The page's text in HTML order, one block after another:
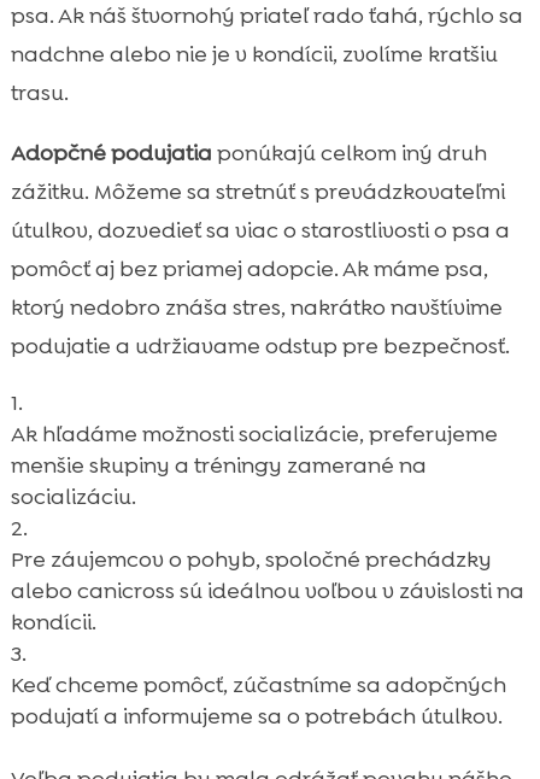
psa. Ak náš štvornohý priateľ rado ťahá, rýchlo sa
nadchne alebo nie je v kondícii, zvolíme kratšiu
trasu.
Adopčné podujatia ponúkajú celkom iný druh
zážitku. Môžeme sa stretnúť s prevádzkovateľmi
útulkov, dozvedieť sa viac o starostlivosti o psa a
pomôcť aj bez priamej adopcie. Ak máme psa,
ktorý nedobro znáša stres, nakrátko navštívime
podujatie a udržiavame odstup pre bezpečnosť.
Ak hľadáme možnosti socializácie, preferujeme
menšie skupiny a tréningy zamerané na
socializáciu.
Pre záujemcov o pohyb, spoločné prechádzky
alebo canicross sú ideálnou voľbou v závislosti na
kondícii.
Keď chceme pomôcť, zúčastníme sa adopčných
podujatí a informujeme sa o potrebách útulkov.